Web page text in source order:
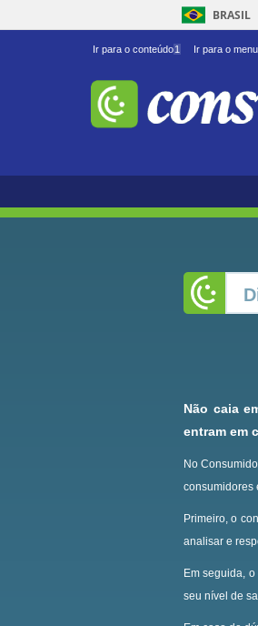
BRASIL
Ir para o conteúdo1 Ir para o menu
Não caia
entram em
No
consumidores
Primeiro, o
analisar e
Em seguida,
seu nível de